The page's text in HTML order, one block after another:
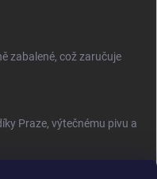
zabalené, což zaručuje
Praze, výtečnému pivu a